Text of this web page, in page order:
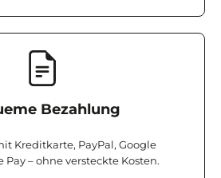
Bezahlung
Kreditkarte, PayPal, Google
Pay – ohne versteckte Kosten.